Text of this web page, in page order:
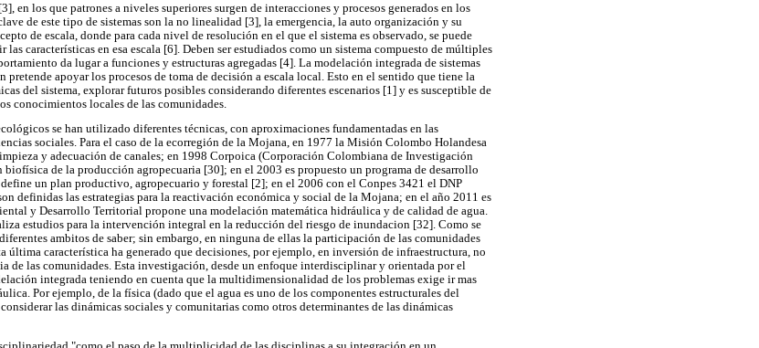
en los que patrones a niveles superiores surgen de interacciones y procesos generados en los
de este tipo de sistemas son la no linealidad [3], la emergencia, la auto organización y su
de escala, donde para cada nivel de resolución en el que el sistema es observado, se puede
características en esa escala [6]. Deben ser estudiados como un sistema compuesto de múltiples
da lugar a funciones y estructuras agregadas [4]. La modelación integrada de sistemas
apoyar los procesos de toma de decisión a escala local. Esto en el sentido que tiene la
del sistema, explorar futuros posibles considerando diferentes escenarios [1] y es susceptible de
conocimientos locales de las comunidades.
se han utilizado diferentes técnicas, con aproximaciones fundamentadas en las
sociales. Para el caso de la ecorregión de la Mojana, en 1977 la Misión Colombo Holandesa
y adecuación de canales; en 1998 Corpoica (Corporación Colombiana de Investigación
de la producción agropecuaria [30]; en el 2003 es propuesto un programa de desarrollo
un plan productivo, agropecuario y forestal [2]; en el 2006 con el Conpes 3421 el DNP
definidas las estrategias para la reactivación económica y social de la Mojana; en el año 2011 es
y Desarrollo Territorial propone una modelación matemática hidráulica y de calidad de agua.
estudios para la intervención integral en la reducción del riesgo de inundacion [32]. Como se
ambitos de saber; sin embargo, en ninguna de ellas la participación de las comunidades
última característica ha generado que decisiones, por ejemplo, en inversión de infraestructura, no
de las comunidades. Esta investigación, desde un enfoque interdisciplinar y orientada por el
integrada teniendo en cuenta que la multidimensionalidad de los problemas exige ir mas
Por ejemplo, de la física (dado que el agua es uno de los componentes estructurales del
las dinámicas sociales y comunitarias como otros determinantes de las dinámicas